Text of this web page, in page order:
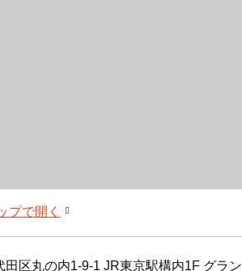
プで開く
田区丸の内1-9-1 JR東京駅構内1F グラン